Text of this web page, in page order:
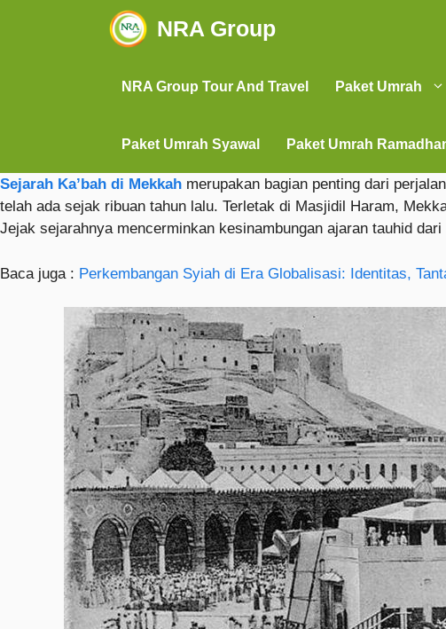
NRA Group
NRA Group Tour And Travel Paket Umrah
Paket Umrah Syawal Paket Umrah
Sejarah Ka’bah di Mekkah merupakan bagian penting dari
telah ada sejak ribuan tahun lalu. Terletak di Masjidil Haram,
Jejak sejarahnya mencerminkan kesinambungan ajaran tauhid
Baca juga : Perkembangan Syiah di Era Globalisasi: Identitas,